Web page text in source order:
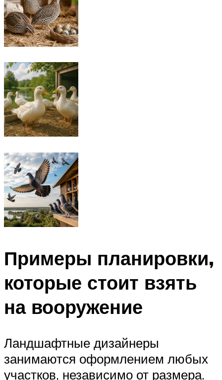
Примеры планировки,
которые стоит взять
на вооружение
Ландшафтные дизайнеры
занимаются оформлением любых
участков, независимо от размера.